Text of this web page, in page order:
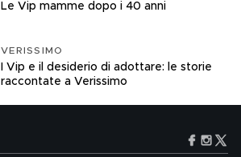
Le Vip mamme dopo i 40 anni
VERISSIMO
I Vip e il desiderio di adottare: le storie
raccontate a Verissimo